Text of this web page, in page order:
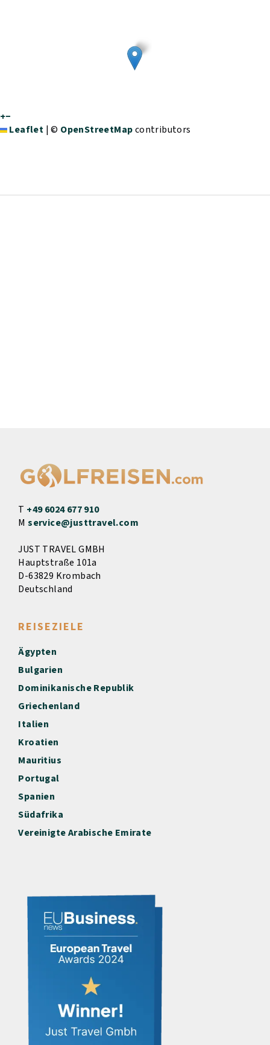
+−
Leaflet |© OpenStreetMapcontributors
T +49 6024 677 910
Mservice@justtravel.com
JUST TRAVEL GMBH
Hauptstraße 101a
D-63829 Krombach
Deutschland
REISEZIELE
Ägypten
Bulgarien
Dominikanische Republik
Griechenland
Italien
Kroatien
Mauritius
Portugal
Spanien
Südafrika
Vereinigte Arabische Emirate